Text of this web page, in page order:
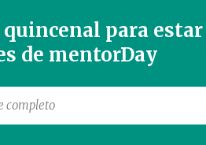
para
de mentorDay